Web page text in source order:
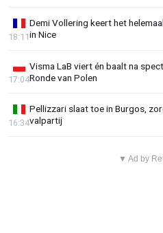
Demi Vollering keert het
in Nice
18:11
Visma LaB viert én baalt na
Ronde van Polen
17:04
Pellizzari slaat toe in Burgos,
valpartij
16:34
▼ Ad by